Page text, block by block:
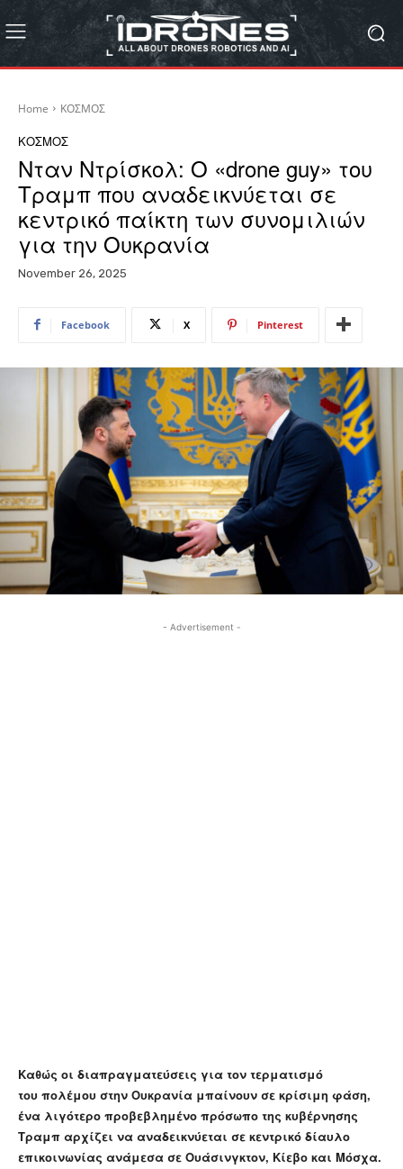
Home ΚΟΣΜΟΣ
ΚΟΣΜΟΣ
Νταν Ντρίσκολ: Ο «drone guy» του
Τραμπ που αναδεικνύεται σε
κεντρικό παίκτη των συνομιλιών
για την Ουκρανία
November 26, 2025
Facebook X Pinterest
- Advertisement -
Καθώς οι διαπραγματεύσεις για τον τερματισμό
του πολέμου στην Ουκρανία μπαίνουν σε κρίσιμη φάση,
ένα λιγότερο προβεβλημένο πρόσωπο της κυβέρνησης
Τραμπ αρχίζει να αναδεικνύεται σε κεντρικό δίαυλο
επικοινωνίας ανάμεσα σε Ουάσινγκτον, Κίεβο και Μόσχα.